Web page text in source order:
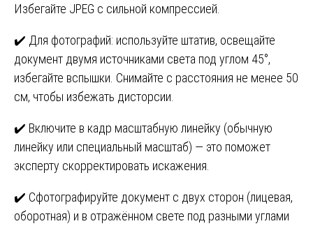
Избегайте JPEG с сильной компрессией.
✔️ Для фотографий: используйте штатив, освещайте
документ двумя источниками света под углом 45°,
избегайте вспышки. Снимайте с расстояния не менее 50
см, чтобы избежать дисторсии.
✔️ Включите в кадр масштабную линейку (обычную
линейку или специальный масштаб) — это поможет
эксперту скорректировать искажения.
✔️ Сфотографируйте документ с двух сторон (лицевая,
оборотная) и в отражённом свете под разными углами